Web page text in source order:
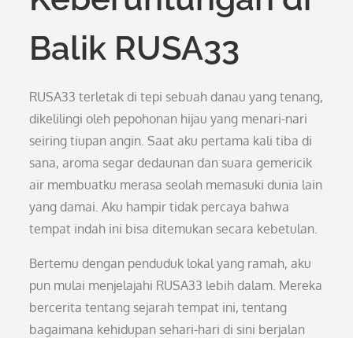
Balik RUSA33
RUSA33 terletak di tepi sebuah danau yang tenang,
dikelilingi oleh pepohonan hijau yang menari-nari
seiring tiupan angin. Saat aku pertama kali tiba di
sana, aroma segar dedaunan dan suara gemericik
air membuatku merasa seolah memasuki dunia lain
yang damai. Aku hampir tidak percaya bahwa
tempat indah ini bisa ditemukan secara kebetulan.
Bertemu dengan penduduk lokal yang ramah, aku
pun mulai menjelajahi RUSA33 lebih dalam. Mereka
bercerita tentang sejarah tempat ini, tentang
bagaimana kehidupan sehari-hari di sini berjalan